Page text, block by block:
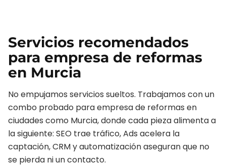
Servicios recomendados
para empresa de reformas
en Murcia
No empujamos servicios sueltos. Trabajamos con un
combo probado paraempresa de reformas en
ciudades como Murcia, donde cada pieza alimenta a
la siguiente: SEO trae tráfico, Ads acelera la
captación, CRM y automatización aseguran que no
se pierda ni un contacto.